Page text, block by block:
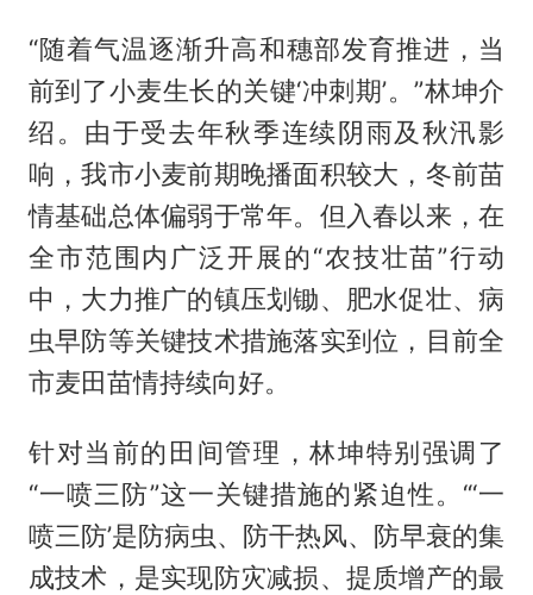
“随着气温逐渐升高和穗部发育推进，当
前到了小麦生长的关键‘冲刺期’。”林坤介
绍。由于受去年秋季连续阴雨及秋汛影
响，我市小麦前期晚播面积较大，冬前苗
情基础总体偏弱于常年。但入春以来，在
全市范围内广泛开展的“农技壮苗”行动
中，大力推广的镇压划锄、肥水促壮、病
虫早防等关键技术措施落实到位，目前全
市麦田苗情持续向好。
针对当前的田间管理，林坤特别强调了
“一喷三防”这一关键措施的紧迫性。“‘一
喷三防’是防病虫、防干热风、防早衰的集
成技术，是实现防灾减损、提质增产的最